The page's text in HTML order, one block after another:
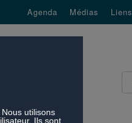
Agenda Médias Liens